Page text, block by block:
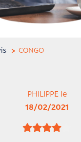
CONGO
PHILIPPE le
18/02/2021